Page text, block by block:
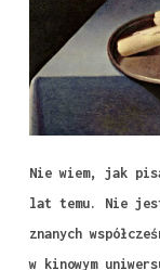
Nie wiem, jak
lat temu. Nie
znanych
w kinowym